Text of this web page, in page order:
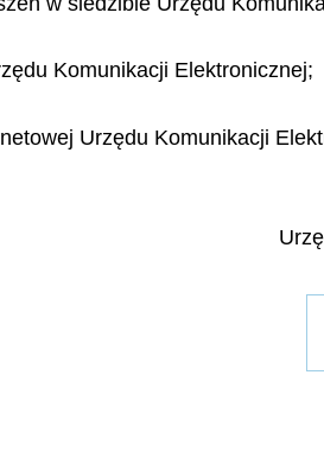
Komunikacji Elektronicznej;
Urzędu Komunikacji